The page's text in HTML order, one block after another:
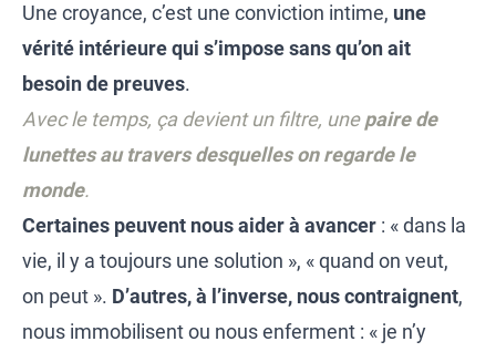
Une croyance, c’est une conviction intime, une
vérité intérieure qui s’impose sans qu’on ait
besoin de preuves.
Avec le temps, ça devient un filtre, unepaire de
lunettes au travers desquelles on regarde le
monde.
Certaines peuvent nous aider à avancer : « dans la
vie, il y a toujours une solution », « quand on veut,
on peut ». D’autres, à l’inverse, nous contraignent,
nous immobilisent ou nous enferment : « je n’y